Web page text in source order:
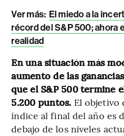
Ver más: El miedo a la
récord del S&P 500; ahora
realidad
En una situación más
aumento de las
que el S&P 500 termine
5.200 puntos. El objetivo
índice al final del año es
debajo de los niveles